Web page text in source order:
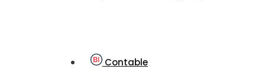
Contable